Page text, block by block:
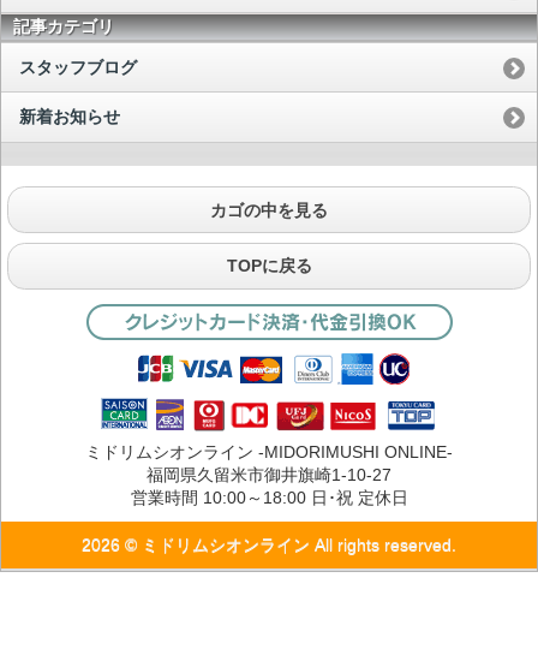
記事カテゴリ
スタッフブログ
新着お知らせ
カゴの中を見る
TOPに戻る
ミドリムシオンライン -MIDORIMUSHI ONLINE-
福岡県久留米市御井旗崎1-10-27
営業時間 10:00～18:00 日･祝 定休日
2026 © ミドリムシオンライン All rights reserved.